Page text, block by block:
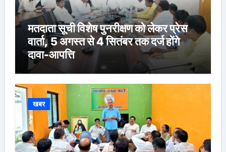
मतदाता सूची विशेष पुनरीक्षण को लेकर प्रेस
वार्ता, 5 अगस्त से 4 सितंबर तक दर्ज होंगे
दावा-आपत्ति
खबर